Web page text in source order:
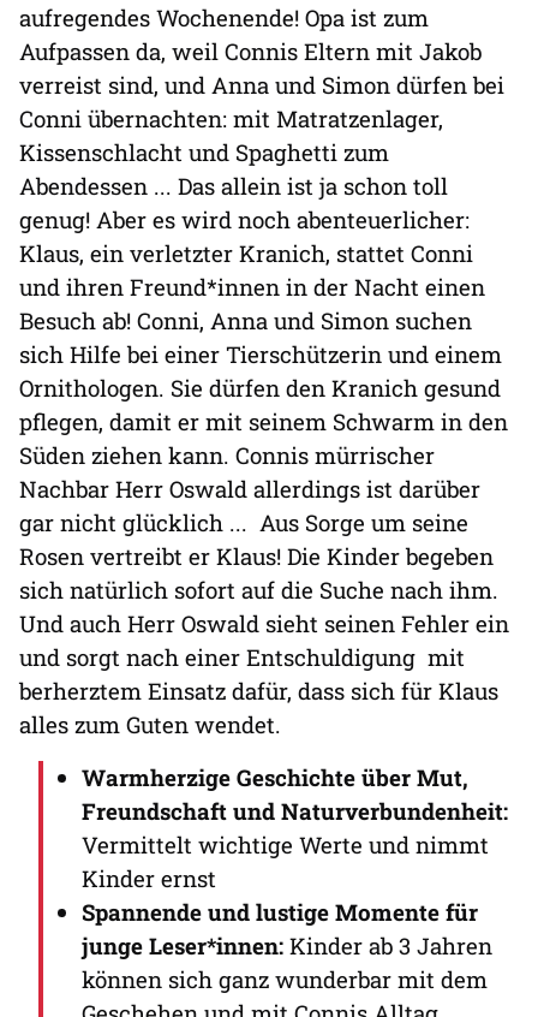
aufregendes Wochenende! Opa ist zum
Aufpassen da, weil Connis Eltern mit Jakob
verreist sind, und Anna und Simon dürfen bei
Conni übernachten: mit Matratzenlager,
Kissenschlacht und Spaghetti zum
Abendessen ... Das allein ist ja schon toll
genug! Aber es wird noch abenteuerlicher:
Klaus, ein verletzter Kranich, stattet Conni
und ihren Freund*innen in der Nacht einen
Besuch ab! Conni, Anna und Simon suchen
sich Hilfe bei einer Tierschützerin und einem
Ornithologen. Sie dürfen den Kranich gesund
pflegen, damit er mit seinem Schwarm in den
Süden ziehen kann. Connis mürrischer
Nachbar Herr Oswald allerdings ist darüber
gar nicht glücklich ... Aus Sorge um seine
Rosen vertreibt er Klaus! Die Kinder begeben
sich natürlich sofort auf die Suche nach ihm.
Und auch Herr Oswald sieht seinen Fehler ein
und sorgt nach einer Entschuldigung mit
berherztem Einsatz dafür, dass sich für Klaus
alles zum Guten wendet.
Warmherzige Geschichte über Mut,
Freundschaft und Naturverbundenheit:
Vermittelt wichtige Werte und nimmt
Kinder ernst
Spannende und lustige Momente für
junge Leser*innen: Kinder ab 3 Jahren
können sich ganz wunderbar mit dem